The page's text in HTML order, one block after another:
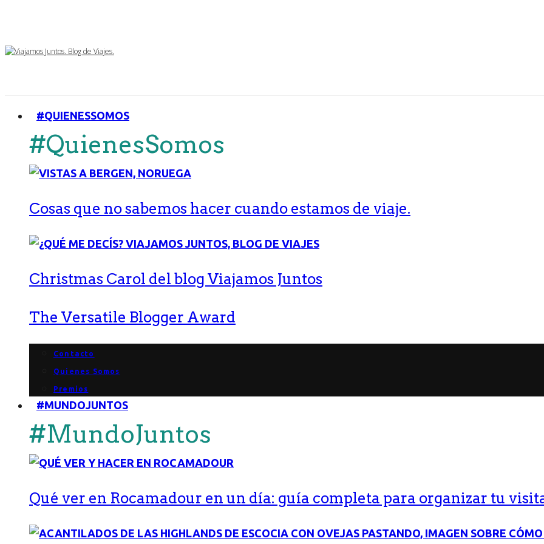
#QUIENESSOMOS
#QuienesSomos
Cosas que no sabemos hacer cuando estamos de viaje.
Christmas Carol del blog Viajamos Juntos
The Versatile Blogger Award
Contacto
Quienes Somos
Premios
#MUNDOJUNTOS
#MundoJuntos
Qué ver en Rocamadour en un día: guía completa para organizar tu